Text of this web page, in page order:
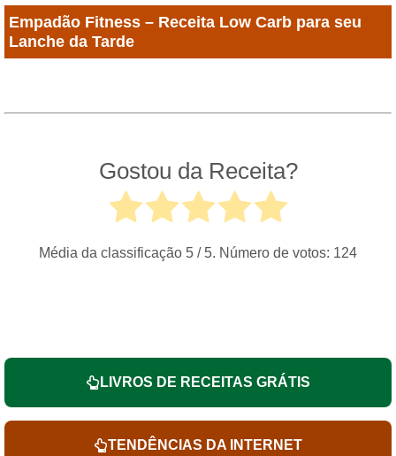
Empadão Fitness – Receita Low Carb para seu
Lanche da Tarde
Gostou da Receita?
Média da classificação 5 / 5. Número de votos: 124
LIVROS DE RECEITAS GRÁTIS
TENDÊNCIAS DA INTERNET